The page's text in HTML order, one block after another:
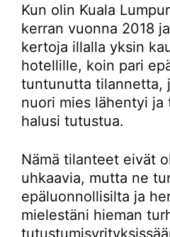
Kun olin Kuala
kerran vuonna 2018
kertoja illalla yksin
hotellille, koin pari
tuntunutta tilannetta,
nuori mies lähentyi ja
halusi tutustua.
Nämä tilanteet eivät
uhkaavia, mutta ne
epäluonnollisilta ja
mielestäni hieman